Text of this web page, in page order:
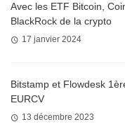
Avec les ETF Bitcoin,
BlackRock de la crypto
17 janvier 2024
Bitstamp et Flowdesk
EURCV
13 décembre 2023